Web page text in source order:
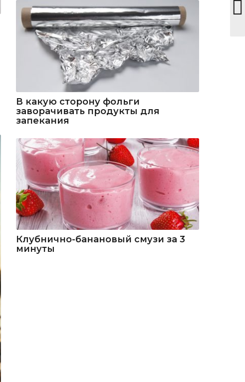
В какую сторону фольги
заворачивать продукты для
запекания
Клубнично-банановый смузи за 3
минуты